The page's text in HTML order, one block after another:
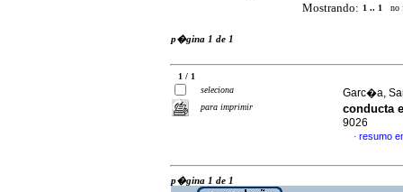
Mostrando: 1 .. 1 no
p�gina 1 de 1
1 / 1
seleciona
para imprimir
Garc�a,
conducta
9026
· resumo
p�gina 1 de 1